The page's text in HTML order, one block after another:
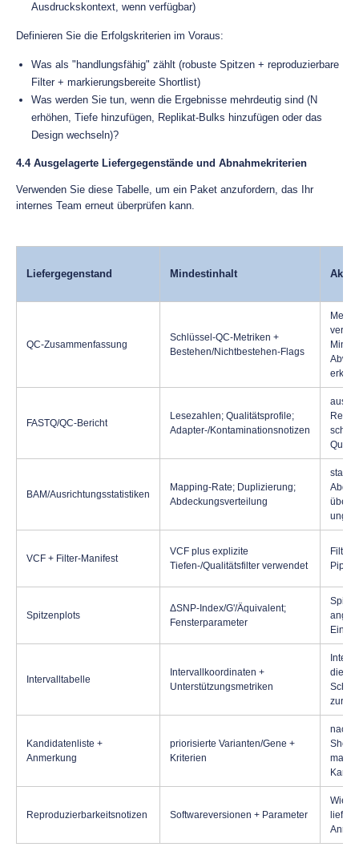
Ausdruckskontext, wenn verfügbar)
Definieren Sie die Erfolgskriterien im Voraus:
Was als "handlungsfähig" zählt (robuste Spitzen + reproduzierbare
Filter + markierungsbereite Shortlist)
Was werden Sie tun, wenn die Ergebnisse mehrdeutig sind (N
erhöhen, Tiefe hinzufügen, Replikat-Bulks hinzufügen oder das
Design wechseln)?
4.4 Ausgelagerte Liefergegenstände und Abnahmekriterien
Verwenden Sie diese Tabelle, um ein Paket anzufordern, das Ihr
internes Team erneut überprüfen kann.
Liefergegenstand Mindestinhalt
QC-Zusammenfassung
Schlüssel-QC-Metriken +
Bestehen/Nichtbestehen-Flags
erklärt
FASTQ/QC-Bericht
Lesezahlen; Qualitätsprofile;
Adapter-/Kontaminationsnotizen
BAM/Ausrichtungsstatistiken
Mapping-Rate; Duplizierung;
Abdeckungsverteilung
VCF + Filter-Manifest
VCF plus explizite
Tiefen-/Qualitätsfilter verwendet
Filter
Spitzenplots
ΔSNP-Index/G'/Äquivalent;
Fensterparameter
Intervalltabelle
Intervallkoordinaten +
Unterstützungsmetriken
die auf
Kandidatenliste +
Anmerkung
priorisierte Varianten/Gene +
Kriterien
Reproduzierbarkeitsnotizen Softwareversionen + Parameter